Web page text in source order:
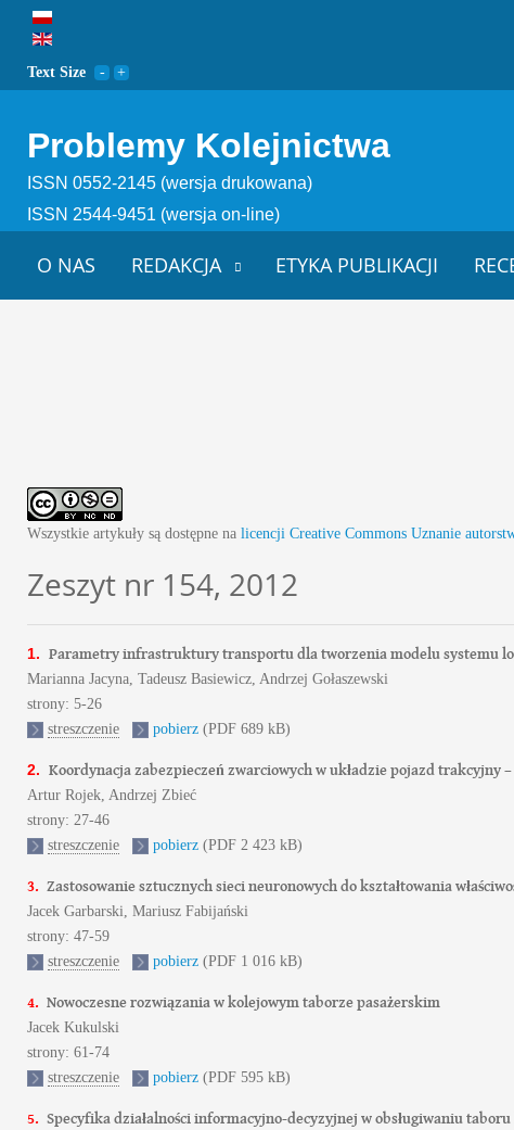
Text Size
Problemy Kolejnictwa
ISSN 0552-2145 (wersja drukowana)
ISSN 2544-9451 (wersja on-line)
O NAS REDAKCJA ETYKA PUBLIKACJI
Wszystkie artykuły są dostępne na licencji Creative Commons Uznanie
Zeszyt nr 154, 2012
1. Parametry infrastruktury transportu dla tworzenia modelu systemu
Marianna Jacyna, Tadeusz Basiewicz, Andrzej Gołaszewski
strony: 5-26
streszczenie
pobierz (PDF 689 kB)
2. Koordynacja zabezpieczeń zwarciowych w układzie pojazd trakcyjny
Artur Rojek, Andrzej Zbieć
strony: 27-46
streszczenie
pobierz (PDF 2 423 kB)
3. Zastosowanie sztucznych sieci neuronowych do kształtowania
Jacek Garbarski, Mariusz Fabijański
strony: 47-59
streszczenie
pobierz (PDF 1 016 kB)
4. Nowoczesne rozwiązania w kolejowym taborze pasażerskim
Jacek Kukulski
strony: 61-74
streszczenie
pobierz (PDF 595 kB)
5. Specyfika działalności informacyjno-decyzyjnej w obsługiwaniu